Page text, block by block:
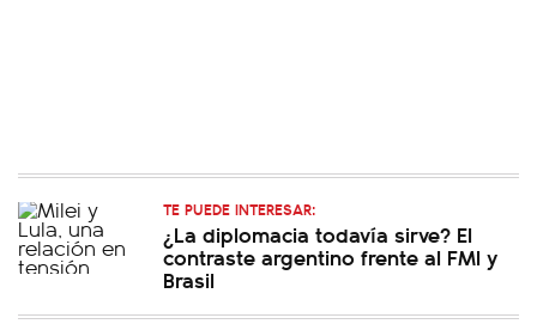
TE PUEDE INTERESAR:
¿La diplomacia todavía sirve? El
contraste argentino frente al FMI y
Brasil